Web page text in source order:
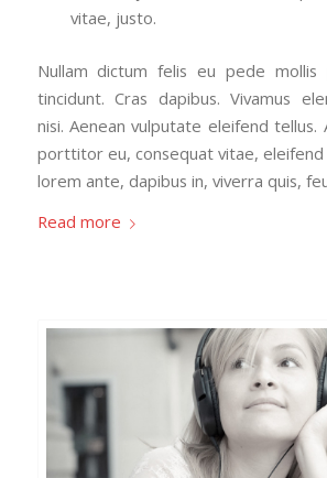
vitae, justo.
Nullam dictum felis eu pede mollis
tincidunt. Cras dapibus. Vivamus
nisi. Aenean vulputate eleifend tellus.
porttitor eu, consequat vitae, eleifend
lorem ante, dapibus in, viverra quis,
Read more